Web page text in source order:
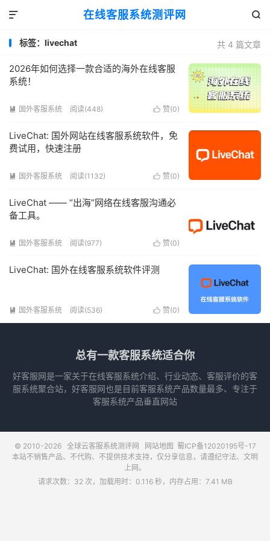
在线客服系统测评网 

共 4 篇文章
标签：livechat
2026年如何选择一款合适的海外在线客服
系统！
 赞(0)
 国外客服系统 阅读(448)
LiveChat: 国外网站在线客服系统软件，免
费试用，快速注册
 赞(0)
 国外客服系统 阅读(1132)
LiveChat —— “出海”网络在线客服沟通必
备工具。
 赞(0)
 国外客服系统 阅读(977)
LiveChat: 国外在线客服系统软件评测
 赞(0)
 国外客服系统 阅读(536)
总有一款客服系统适合你
好客服网是一家关于在线客服系统介绍、行业动态、客服评价的客
服系统聚合站，好客服网也是目前客服系统产品数量最多、专注于
客服系统产品垂直网站
© 2010-2026 全球云客服系统测评网 网站地图 蜀ICP备12020195号-17
本站不销售产品、不代购、不提供技术支持，仅分享信息，请遵纪守法、文明
上网。
请求次数：32 次，加载用时：0.116 秒，内存占用：7.41 MB